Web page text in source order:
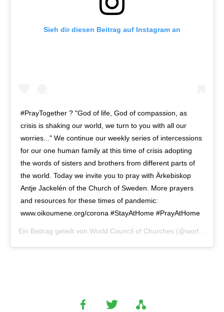
Sieh dir diesen Beitrag auf Instagram an
#PrayTogether ? "God of life, God of compassion, as
crisis is shaking our world, we turn to you with all our
worries..." We continue our weekly series of intercessions
for our one human family at this time of crisis adopting
the words of sisters and brothers from different parts of
the world. Today we invite you to pray with Ärkebiskop
Antje Jackelén of the Church of Sweden. More prayers
and resources for these times of pandemic:
www.oikoumene.org/corona #StayAtHome #PrayAtHome
Ein Beitrag geteilt von World Council of Churches (@worldcouncilofchurches) am